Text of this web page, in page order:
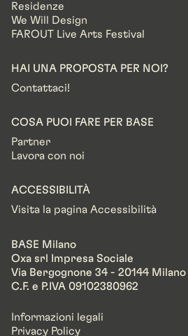
Residenze
We Will Design
FAROUT Live Arts Festival
HAI UNA PROPOSTA PER NOI?
Contattaci!
COSA PUOI FARE PER BASE
Partner
Lavora con noi
ACCESSIBILITÀ
Visita la pagina Accessibilità
BASE Milano
Oxa srl Impresa Sociale
Via Bergognone 34 - 20144 Milano
C.F. e P.IVA 09102380962
Informazioni legali
Privacy Policy